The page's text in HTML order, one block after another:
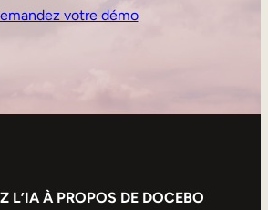
votre démo
L’IA À PROPOS DE DOCEBO